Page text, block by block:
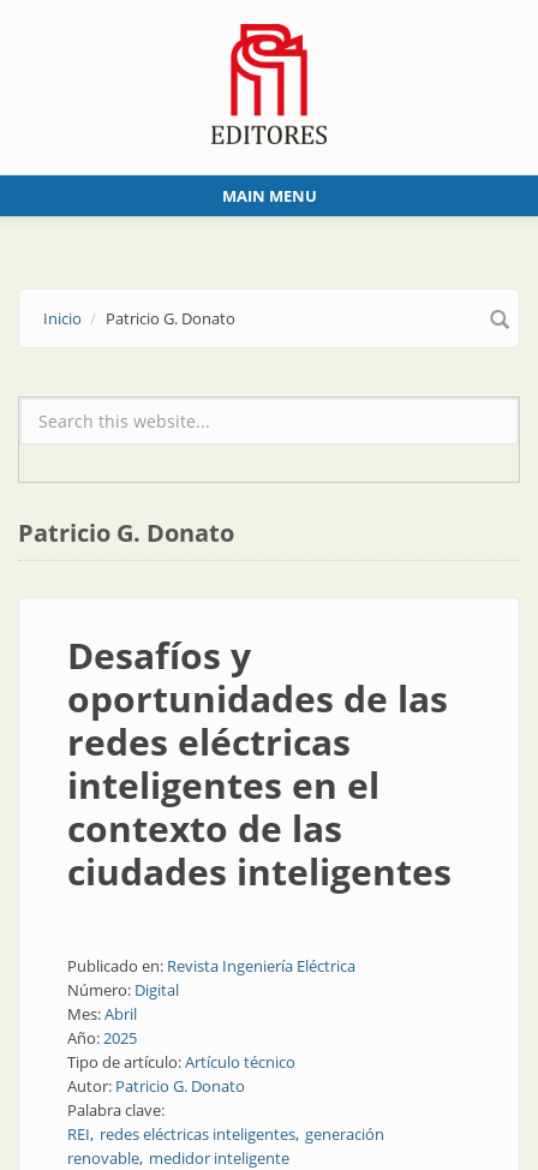
MAIN MENU
Inicio Patricio G. Donato
Formulario de búsqueda
Patricio G. Donato
Desafíos y
oportunidades de las
redes eléctricas
inteligentes en el
contexto de las
ciudades inteligentes
Publicado en: Revista Ingeniería Eléctrica
Número: Digital
Mes:Abril
Año:2025
Tipo de artículo:Artículo técnico
Autor: Patricio G. Donato
Palabra clave:
REI redes eléctricas inteligentes generación
renovable medidor inteligente